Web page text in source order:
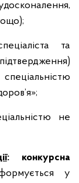
та
не
: конкурсна
у